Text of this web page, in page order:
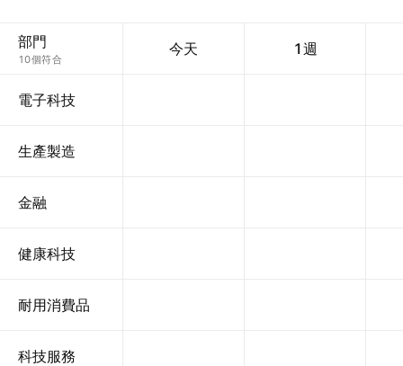
部門
10個符合
今天 1週
電子科技
生產製造
金融
健康科技
耐用消費品
科技服務